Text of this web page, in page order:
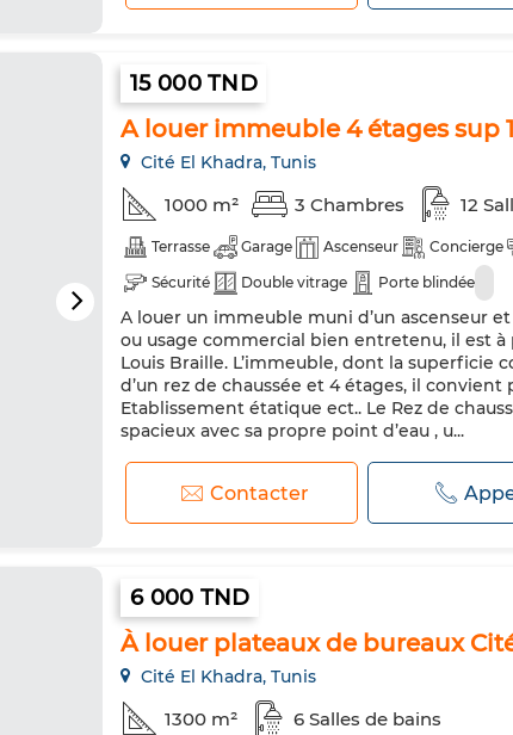
15 000 TND
A louer immeuble 4 étages sup
Cité El Khadra, Tunis
1000 m² 3 Chambres 12
Terrasse Garage Ascenseur Concierge
Sécurité
Double vitrage Porte blindée
A louer un immeuble muni d’un ascenseur
ou usage commercial bien entretenu, il est
Louis Braille. L’immeuble, dont la superficie
d’un rez de chaussée et 4 étages, il
Etablissement étatique ect.. Le Rez de
spacieux avec sa propre point d’eau , u...
Contacter
6 000 TND
À louer plateaux de bureaux
Cité El Khadra, Tunis
1300 m² 6 Salles de bains